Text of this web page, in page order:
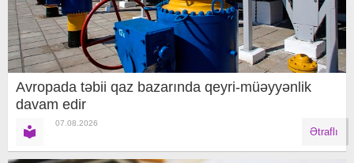
Avropada təbii qaz bazarında qeyri-müəyyənlik
davam edir
07.08.2026
Ətraflı